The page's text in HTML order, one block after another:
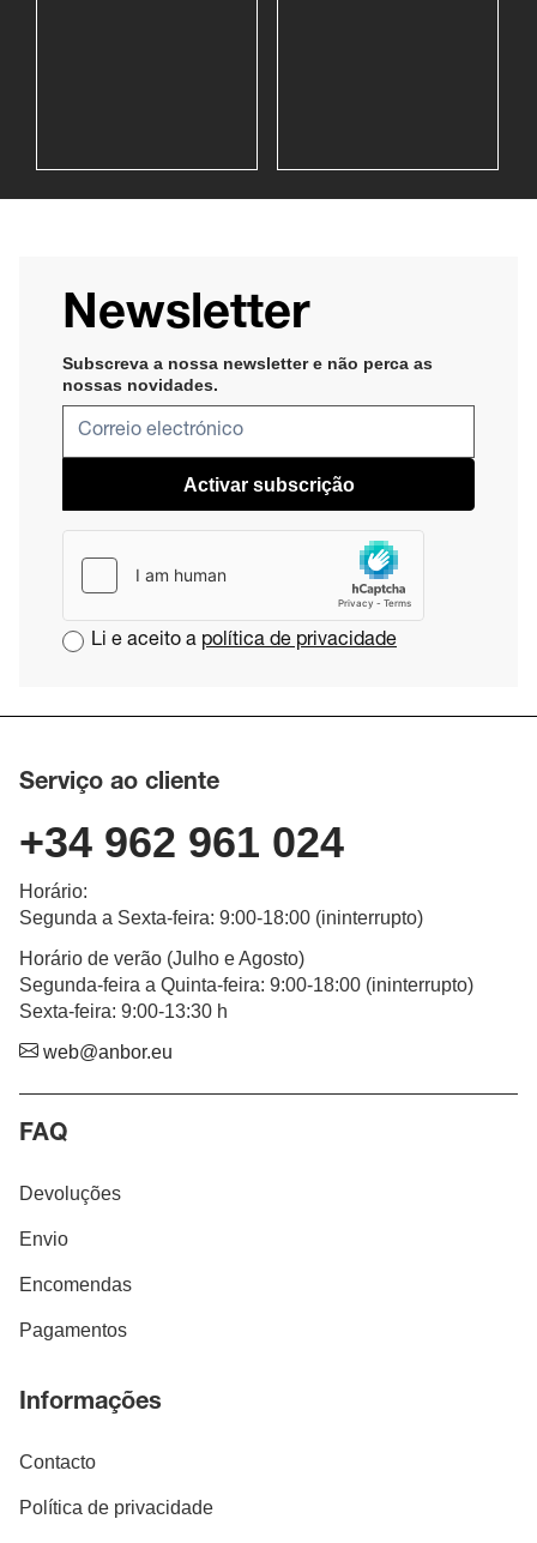
Newsletter
Subscreva a nossa newsletter e não perca as
nossas novidades​.
Activar subscrição
Li e aceito a política de privacidade
Serviço ao cliente
+34 962 961 024
Horário:
Segunda a Sexta-feira: 9:00-18:00 (ininterrupto)
Horário de verão (Julho e Agosto)
Segunda-feira a Quinta-feira: 9:00-18:00 (ininterrupto)
Sexta-feira: 9:00-13:30 h
web@anbor.eu
FAQ
Devoluções
Envio
Encomendas
Pagamentos
Informações
Contacto
Política de privacidade